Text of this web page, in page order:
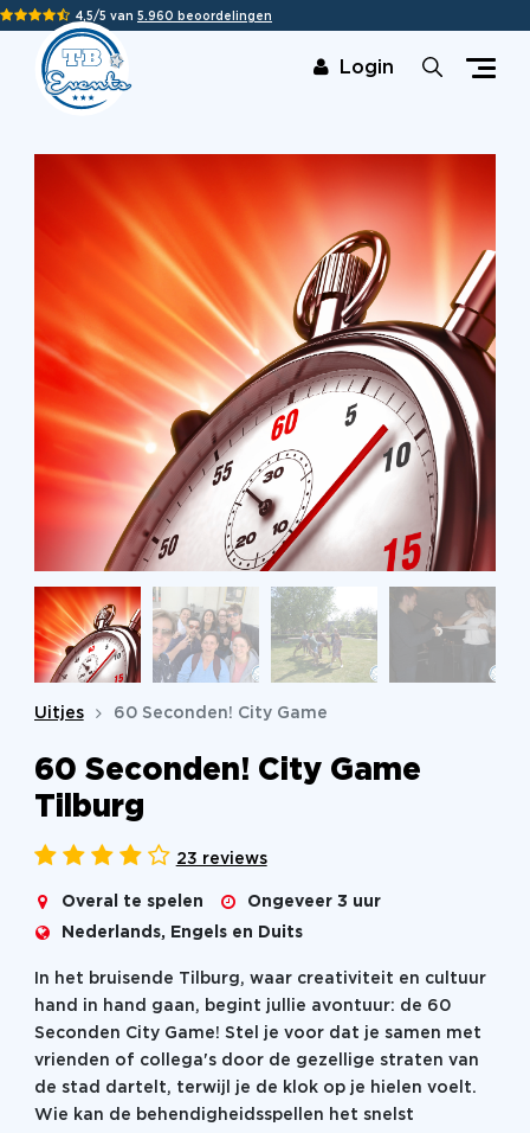
4,5/5 van 5.960 beoordelingen
Login
Uitjes 60 Seconden! City Game
60 Seconden! City Game
Tilburg
23 reviews
Overal te spelen Ongeveer 3 uur
Nederlands, Engels en Duits
In het bruisende Tilburg, waar creativiteit en cultuur
hand in hand gaan, begint jullie avontuur: de 60
Seconden City Game! Stel je voor dat je samen met
vrienden of collega's door de gezellige straten van
de stad dartelt, terwijl je de klok op je hielen voelt.
Wie kan de behendigheidsspellen het snelst